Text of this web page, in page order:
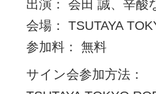
出演： 会田 誠、辛
会場： TSUTAYA
参加料： 無料
サイン会参加方法：